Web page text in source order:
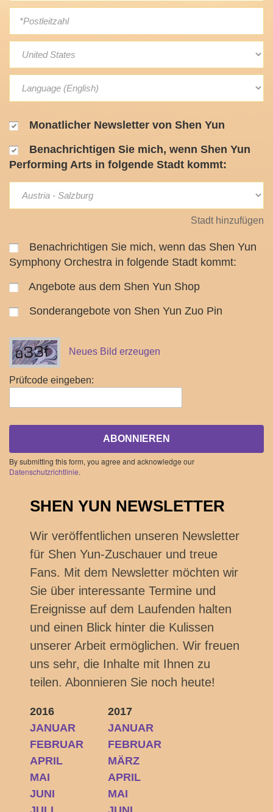
Monatlicher Newsletter von Shen Yun
Benachrichtigen Sie mich, wenn Shen Yun
Performing Arts in folgende Stadt kommt:
Stadt hinzufügen
Benachrichtigen Sie mich, wenn das Shen Yun
Symphony Orchestra in folgende Stadt kommt:
Angebote aus dem Shen Yun Shop
Sonderangebote von Shen Yun Zuo Pin
Neues Bild erzeugen
Prüfcode eingeben:
ABONNIEREN
By submitting this form, you agree and acknowledge our
Datenschutzrichtlinie.
SHEN YUN NEWSLETTER
Wir veröffentlichen unseren Newsletter
für Shen Yun-Zuschauer und treue
Fans. Mit dem Newsletter möchten wir
Sie über interessante Termine und
Ereignisse auf dem Laufenden halten
und einen Blick hinter die Kulissen
unserer Arbeit ermöglichen. Wir freuen
uns sehr, die Inhalte mit Ihnen zu
teilen. Abonnieren Sie noch heute!
2016
JANUAR
FEBRUAR
APRIL
MAI
JUNI
2017
JANUAR
FEBRUAR
MÄRZ
APRIL
MAI